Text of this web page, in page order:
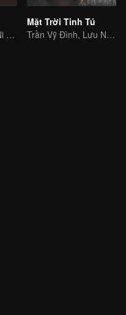
Nghê Ni và Diêm Ni phối hợp diễn xuất trong bộ phim trinh thám nữ quyền
Mặt Trời Tinh Tú
Trần Vỹ Đình, Lưu Nhã Sắt truy tìm hung thủ xuyên không